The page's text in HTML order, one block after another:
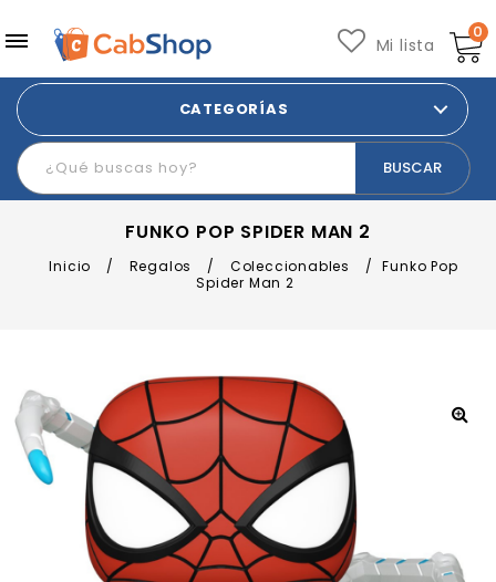
0
Mi lista
CATEGORÍAS
FUNKO POP SPIDER MAN 2
Inicio / Regalos / Coleccionables /
Funko Pop
Spider Man 2